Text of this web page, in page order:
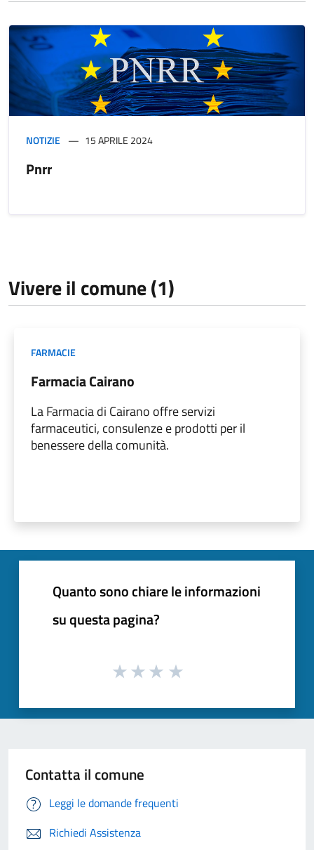
NOTIZIE 15 APRILE 2024
Pnrr
Vivere il comune (1)
FARMACIE
Farmacia Cairano
La Farmacia di Cairano offre servizi
farmaceutici, consulenze e prodotti per il
benessere della comunità.
Quanto sono chiare le informazioni
su questa pagina?
Contatta il comune
Leggi le domande frequenti
Richiedi Assistenza